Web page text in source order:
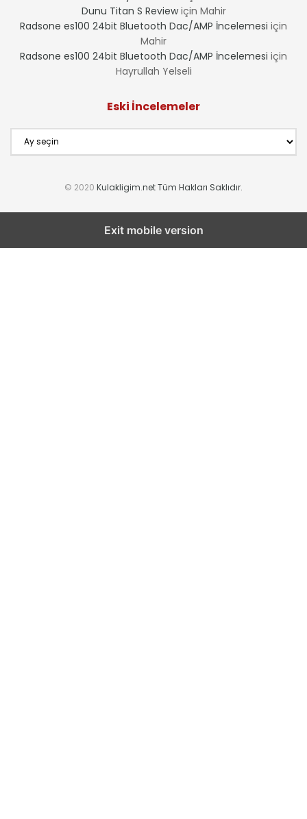
Dunu Titan S Reviewiçin Mahir
Radsone es100 24bit Bluetooth Dac/AMP İncelemesi için
Mahir
Radsone es100 24bit Bluetooth Dac/AMP İncelemesi için
Hayrullah Yelseli
Eski İncelemeler
İncelemeler
© 2020 Kulakligim.net Tüm Hakları Saklıdır.
Exit mobile version